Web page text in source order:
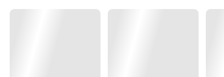
ตระกูล